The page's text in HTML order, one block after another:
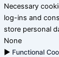
Necessary
log-ins and
store personal
None
► Functional